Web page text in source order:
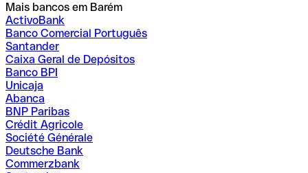
Mais bancos em Barém
ActivoBank
Banco Comercial Português
Santander
Caixa Geral de Depósitos
Banco BPI
Unicaja
Abanca
BNP Paribas
Crédit Agricole
Société Générale
Deutsche Bank
Commerzbank